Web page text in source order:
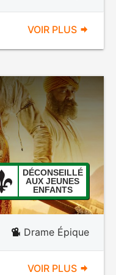
VOIR PLUS
DÉCONSEILLÉ
AUX JEUNES
ENFANTS
Drame Épique
VOIR PLUS